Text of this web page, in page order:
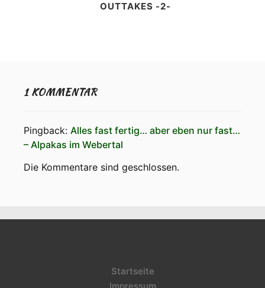
OUTTAKES -2-
1 KOMMENTAR
Pingback: Alles fast fertig… aber eben nur fast…
– Alpakas im Webertal
Die Kommentare sind geschlossen.
Startseite